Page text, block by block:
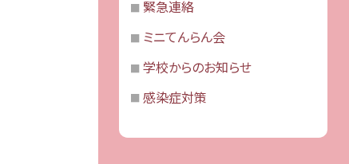
緊急連絡
ミニてんらん会
学校からのお知らせ
感染症対策